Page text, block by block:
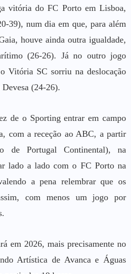
vitória do FC Porto em Lisboa,
39), num dia em que, para além
houve ainda outra igualdade,
(26-26). Já no outro jogo
Vitória SC sorriu na deslocação
(24-26).
de o Sporting entrar em campo
com a receção ao ABC, a partir
de Portugal Continental), na
lado a lado com o FC Porto na
a pena relembrar que os
com menos um jogo por
em 2026, mais precisamente no
Artística de Avanca e Águas